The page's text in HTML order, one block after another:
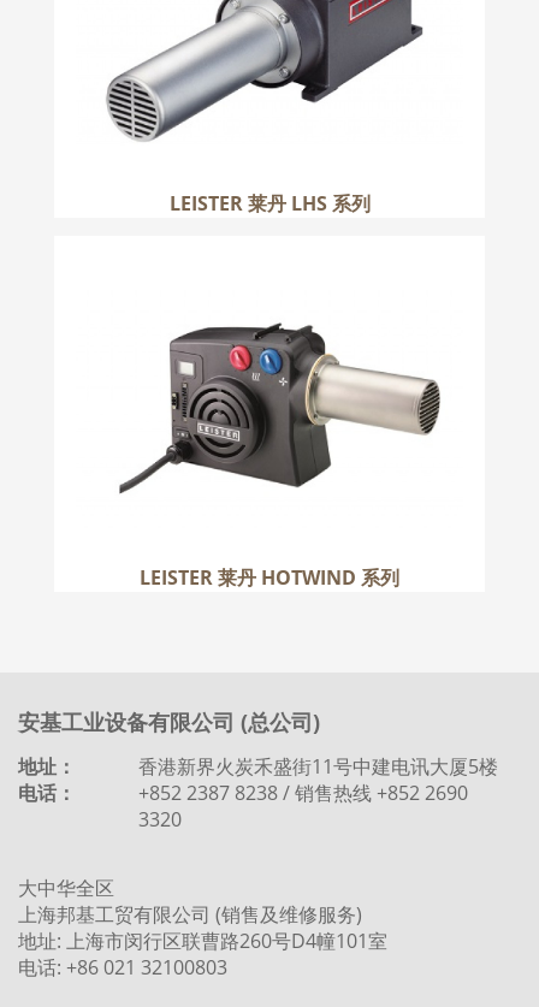
LEISTER 莱丹 LHS 系列
LEISTER 莱丹 HOTWIND 系列
更多
安基工业设备有限公司 (总公司)
地址：
香港新界火炭禾盛街11号中建电讯大厦5楼
电话：
+852 2387 8238 / 销售热线 +852 2690
3320
大中华全区
上海邦基工贸有限公司 (销售及维修服务)
地址: 上海市闵行区联曹路260号D4幢101室
电话: +86 021 32100803